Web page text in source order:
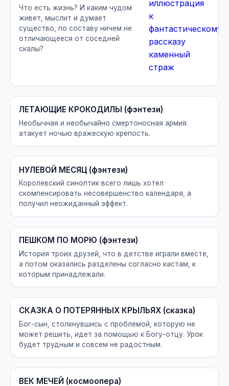
Что есть жизнь? И каким чудом
живет, мыслит и думает
существо, по составу ничем не
отличающееся от соседней
скалы?
ЛЕТАЮЩИЕ КРОКОДИЛЫ (фэнтези)
Необычная и необычайно смертоносная армия
атакует ночью вражескую крепость.
НУЛЕВОЙ МЕСЯЦ (фэнтези)
Королевский синоптик всего лишь хотел
скомпенсировать несовершенство календаря, а
получил неожиданный эффект.
ПЕШКОМ ПО МОРЮ (фэнтези)
История троих друзей, что в детстве играли вместе,
а потом оказались разделены согласно кастам, к
которым принадлежали.
СКАЗКА О ПОТЕРЯННЫХ КРЫЛЬЯХ (сказка)
Бог-сын, столкнувшись с проблемой, которую не
может решить, идет за помощью к Богу-отцу. Урок
будет трудным и совсем не радостным.
ВЕК МЕЧЕЙ (космоопера)